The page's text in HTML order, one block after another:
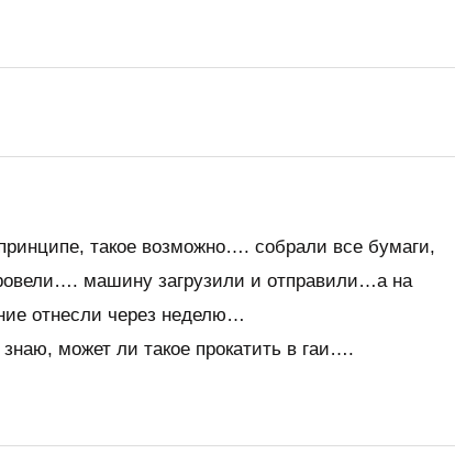
такое возможно…. собрали все бумаги,
машину загрузили и отправили…а на
отнесли через неделю…
знаю, может ли такое прокатить в гаи….